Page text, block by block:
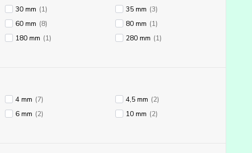
30 mm (1) 35 mm (3)
60 mm (8) 80 mm (1)
180 mm (1) 280 mm (1)
4 mm (7) 4,5 mm (2)
6 mm (2) 10 mm (2)